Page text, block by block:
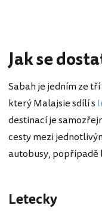
Jak se
Sabah je jedním ze
který Malajsie sdílí s
destinací je
cesty mezi
autobusy, popřípadě
Letecky